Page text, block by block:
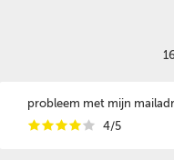
probleem met mijn
iiiii 4/5